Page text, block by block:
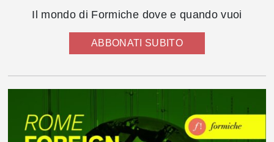
Il mondo di Formiche dove e quando vuoi
ABBONATI SUBITO